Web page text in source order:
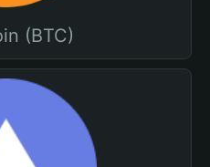
(BTC)